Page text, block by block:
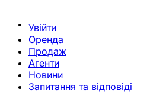
Увійти
Оренда
Продаж
Агенти
Новини
Запитання та відповіді